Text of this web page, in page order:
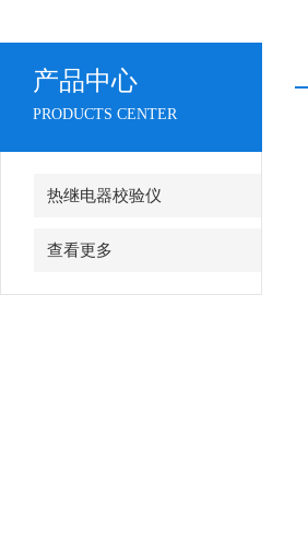
产品中心
PRODUCTS CENTER
热继电器校验仪
查看更多